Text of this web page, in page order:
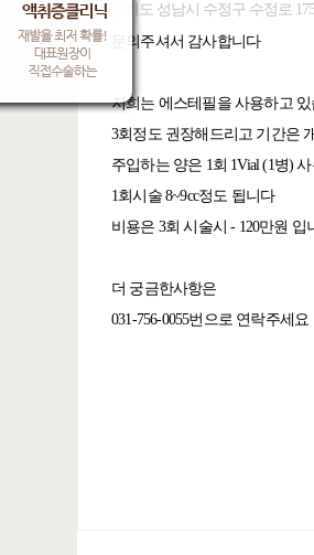
경기도 성남시 수정구 수정로
문의주셔서 감사합니다
저희는 에스테필을 사용하고
3회정도 권장해드리고 기간은
주입하는 양은 1회 1Vial (1병)
1회시술 8~9cc정도 됩니다
비용은 3회 시술시 - 120만원 입
더 궁금한사항은
031-756-0055번으로 연락주세요